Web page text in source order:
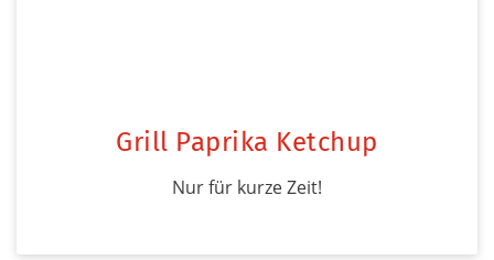
Grill Paprika Ketchup
Nur für kurze Zeit!